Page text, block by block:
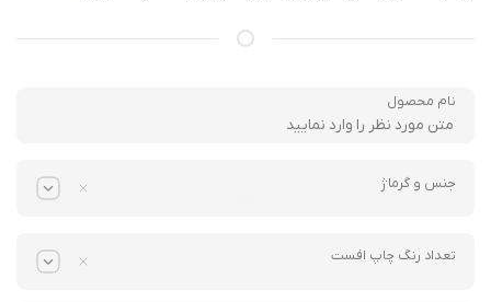
نام محصول
جنس و گرماژ
تعداد رنگ چاپ افست